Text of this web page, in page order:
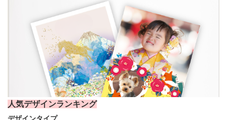
人気デザインランキング